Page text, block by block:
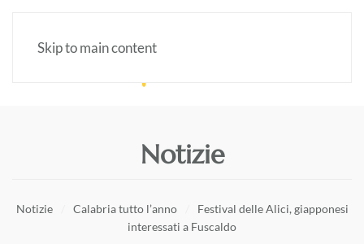
Skip to main content
Notizie
Notizie Calabria tutto l’anno
Festival delle Alici, giapponesi
interessati a Fuscaldo